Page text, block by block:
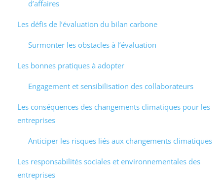
d’affaires
Les défis de l’évaluation du bilan carbone
Surmonter les obstacles à l’évaluation
Les bonnes pratiques à adopter
Engagement et sensibilisation des collaborateurs
Les conséquences des changements climatiques pour les
entreprises
Anticiper les risques liés aux changements climatiques
Les responsabilités sociales et environnementales des
entreprises